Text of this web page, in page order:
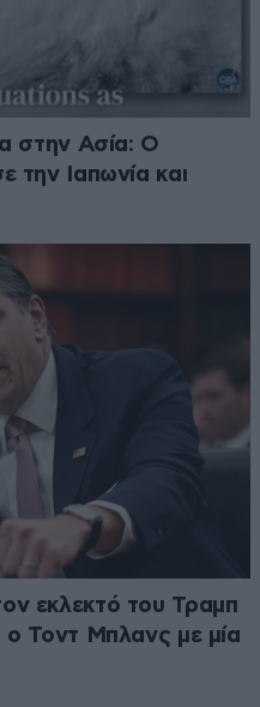
στην Ασία: Ο
την Ιαπωνία και
εκλεκτό του Τραμπ
ο Τοντ Μπλανς με μία